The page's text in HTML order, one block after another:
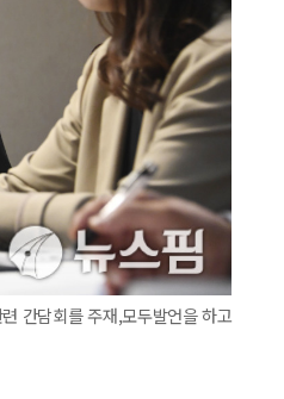
간담회를 주재,모두발언을 하고